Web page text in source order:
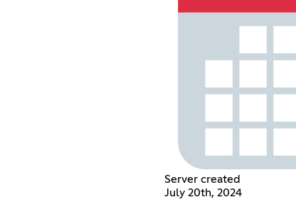
Server created
July 20th, 2024